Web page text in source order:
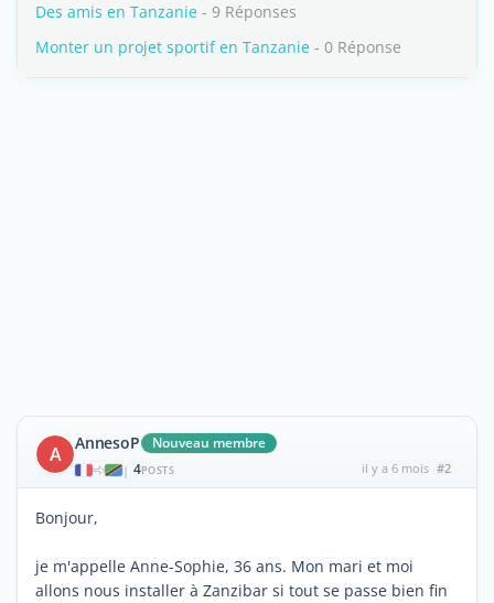
Des amis en Tanzanie - 9 Réponses
Monter un projet sportif en Tanzanie - 0 Réponse
A AnnesoP Nouveau membre
| 4POSTS il y a 6 mois #2
Bonjour,
je m'appelle Anne-Sophie, 36 ans. Mon mari et moi
allons nous installer à Zanzibar si tout se passe bien fin